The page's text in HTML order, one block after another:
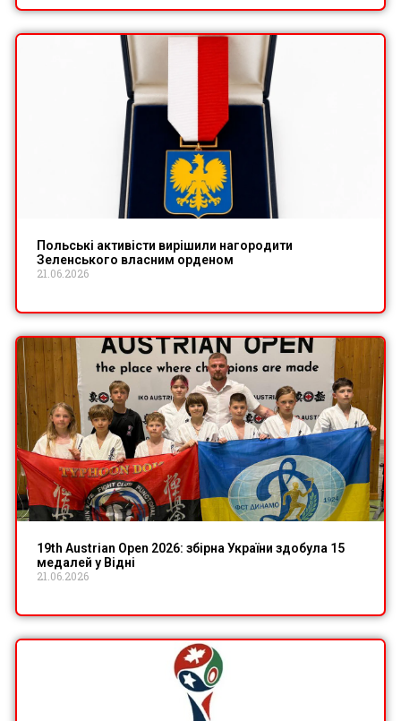
Польські активісти вирішили нагородити
Зеленського власним орденом
21.06.2026
19th Austrian Open 2026: збірна України здобула 15
медалей у Відні
21.06.2026